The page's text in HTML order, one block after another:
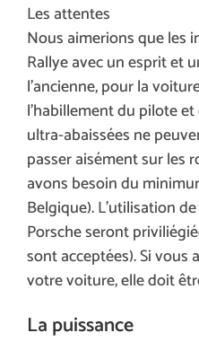
Les attentes
Nous aimerions que les
Rallye avec un esprit et
l’ancienne, pour la
l’habillement du pilote
ultra-abaissées ne
passer aisément sur les
avons besoin du
Belgique). L’utilisation
Porsche seront
sont acceptées). Si vous
votre voiture, elle doit
La puissance